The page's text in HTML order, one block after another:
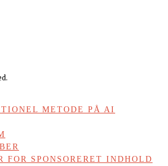
METODE PÅ AI
FOR SPONSORERET INDHOLD